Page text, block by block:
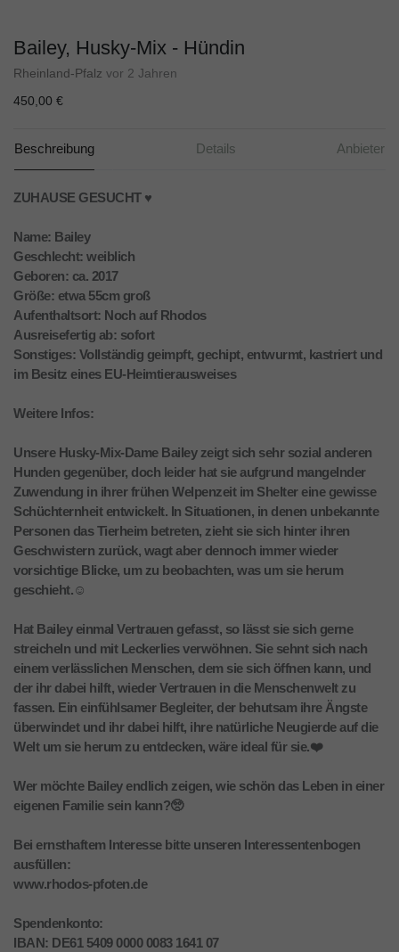
Bailey, Husky-Mix - Hündin
Rheinland-Pfalz vor 2 Jahren
450,00 €
Beschreibung Details Anbieter
ZUHAUSE GESUCHT ♥️
Name: Bailey
Geschlecht: weiblich
Geboren: ca. 2017
Größe: etwa 55cm groß
Aufenthaltsort: Noch auf Rhodos
Ausreisefertig ab: sofort
Sonstiges: Vollständig geimpft, gechipt, entwurmt, kastriert und
im Besitz eines EU-Heimtierausweises
Weitere Infos:
Unsere Husky-Mix-Dame Bailey zeigt sich sehr sozial anderen
Hunden gegenüber, doch leider hat sie aufgrund mangelnder
Zuwendung in ihrer frühen Welpenzeit im Shelter eine gewisse
Schüchternheit entwickelt. In Situationen, in denen unbekannte
Personen das Tierheim betreten, zieht sie sich hinter ihren
Geschwistern zurück, wagt aber dennoch immer wieder
vorsichtige Blicke, um zu beobachten, was um sie herum
geschieht.☺️
Hat Bailey einmal Vertrauen gefasst, so lässt sie sich gerne
streicheln und mit Leckerlies verwöhnen. Sie sehnt sich nach
einem verlässlichen Menschen, dem sie sich öffnen kann, und
der ihr dabei hilft, wieder Vertrauen in die Menschenwelt zu
fassen. Ein einfühlsamer Begleiter, der behutsam ihre Ängste
überwindet und ihr dabei hilft, ihre natürliche Neugierde auf die
Welt um sie herum zu entdecken, wäre ideal für sie.❤️
Wer möchte Bailey endlich zeigen, wie schön das Leben in einer
eigenen Familie sein kann?🥺
Bei ernsthaftem Interesse bitte unseren Interessentenbogen
ausfüllen:
www.rhodos-pfoten.de
Spendenkonto:
IBAN: DE61 5409 0000 0083 1641 07